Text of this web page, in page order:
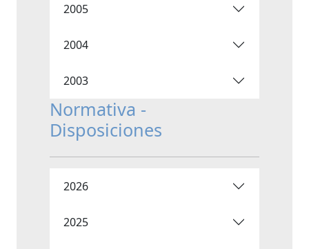
2005
2004
2003
Normativa -
Disposiciones
2026
2025